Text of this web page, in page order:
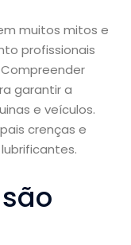
muitos mitos e
profissionais
garantir a
e veículos.
crenças e